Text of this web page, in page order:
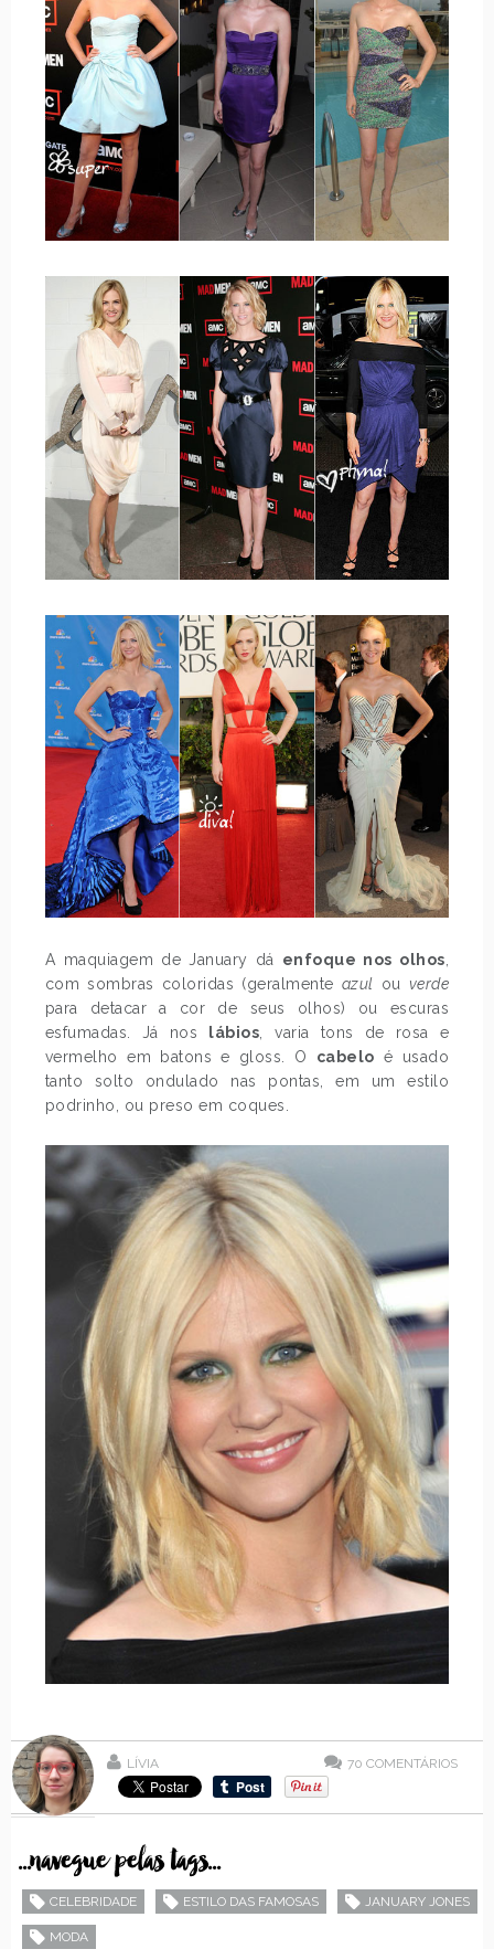
A maquiagem de January dá enfoque nos olhos,
com sombras coloridas (geralmente azul ou verde
para detacar a cor de seus olhos) ou escuras
esfumadas. Já nos lábios, varia tons de rosa e
vermelho em batons e gloss. O cabelo é usado
tanto solto ondulado nas pontas, em um estilo
podrinho, ou preso em coques.
LÍVIA 70 COMENTÁRIOS
...navegue pelas tags...
CELEBRIDADE ESTILO DAS FAMOSAS JANUARY JONES
MODA